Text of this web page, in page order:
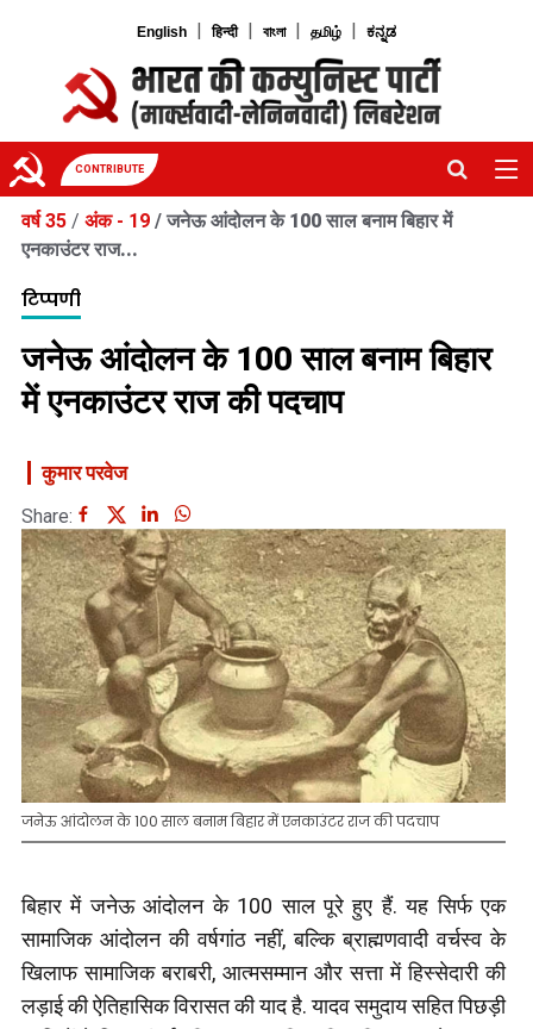
English | हिन्दी | বাংলা | தமிழ் | ಕನ್ನಡ
CONTRIBUTE
वर्ष 35 / अंक - 19 / जनेऊ आंदोलन के 100 साल बनाम बिहार में
एनकाउंटर राज...
टिप्पणी
जनेऊ आंदोलन के 100 साल बनाम बिहार
में एनकाउंटर राज की पदचाप
कुमार परवेज
Share:
जनेऊ आंदोलन के 100 साल बनाम बिहार में एनकाउंटर राज की पदचाप
बिहार में जनेऊ आंदोलन के 100 साल पूरे हुए हैं. यह सिर्फ एक
सामाजिक आंदोलन की वर्षगांठ नहीं, बल्कि ब्राह्मणवादी वर्चस्व के
खिलाफ सामाजिक बराबरी, आत्मसम्मान और सत्ता में हिस्सेदारी की
लड़ाई की ऐतिहासिक विरासत की याद है. यादव समुदाय सहित पिछड़ी